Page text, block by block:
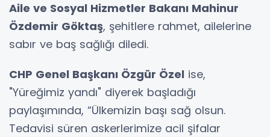
Aile ve Sosyal Hizmetler Bakanı Mahinur
Özdemir Göktaş, şehitlere rahmet, ailelerine
sabır ve baş sağlığı diledi.
CHP Genel Başkanı Özgür Özel ise,
"Yüreğimiz yandı" diyerek başladığı
paylaşımında, “Ülkemizin başı sağ olsun.
Tedavisi süren askerlerimize acil şifalar